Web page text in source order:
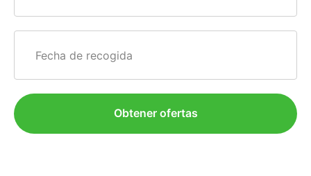
Fecha de recogida
Obtener ofertas